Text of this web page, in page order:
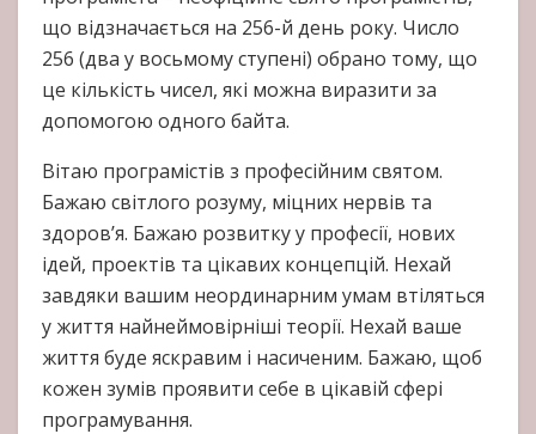
що відзначається на 256-й день року. Число
256 (два у восьмому ступені) обрано тому, що
це кількість чисел, які можна виразити за
допомогою одного байта.
Вітаю програмістів з професійним святом.
Бажаю світлого розуму, міцних нервів та
здоров’я. Бажаю розвитку у професії, нових
ідей, проектів та цікавих концепцій. Нехай
завдяки вашим неординарним умам втіляться
у життя найнеймовірніші теорії. Нехай ваше
життя буде яскравим і насиченим. Бажаю, щоб
кожен зумів проявити себе в цікавій сфері
програмування.